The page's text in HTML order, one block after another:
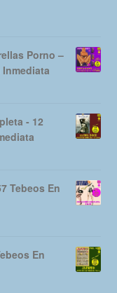
Porno –
Inmediata
- 12
Tebeos En
En